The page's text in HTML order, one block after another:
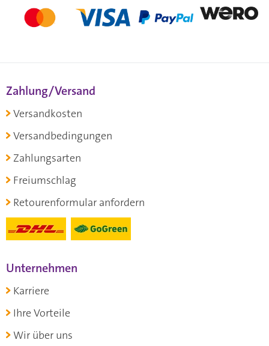
Zahlung/Versand
Versandkosten
Versandbedingungen
Zahlungsarten
Freiumschlag
Retourenformular anfordern
Unternehmen
Karriere
Ihre Vorteile
Wir über uns